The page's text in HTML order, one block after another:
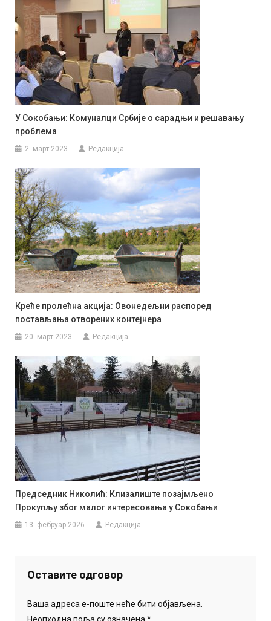
У Сокобањи: Комуналци Србије о сарадњи и решавању
проблема
2. март 2023. Редакција
Креће пролећна акција: Овонедељни распоред
постављања отворених контејнера
20. март 2023. Редакција
Председник Николић: Клизалиште позајмљено
Прокупљу због малог интересовања у Сокобањи
13. фебруар 2026. Редакција
Оставите одговор
Ваша адреса е-поште неће бити објављена.